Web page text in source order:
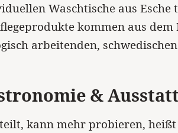
Waschtische aus Esche
kommen aus dem
arbeitenden,
&
kann mehr probieren, heißt